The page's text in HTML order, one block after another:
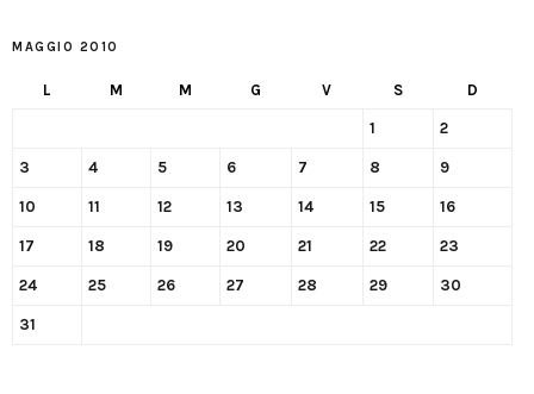
MAGGIO 2010
L M M G V S D
1 2
3 4 5 6 7 8 9
10 11 12 13 14 15 16
17 18 19 20 21 22 23
24 25 26 27 28 29 30
31